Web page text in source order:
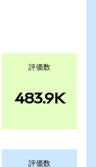
評価数
483.9K
評価数